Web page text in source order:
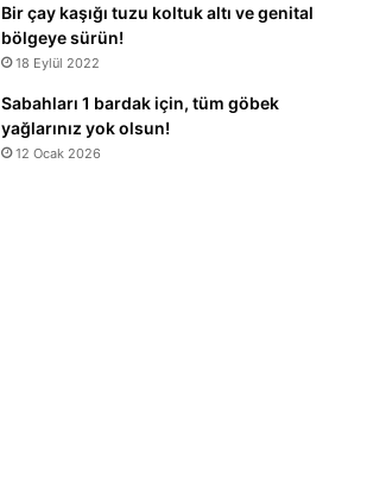
Bir çay kaşığı tuzu koltuk altı ve genital
bölgeye sürün!
18 Eylül 2022
Sabahları 1 bardak için, tüm göbek
yağlarınız yok olsun!
12 Ocak 2026